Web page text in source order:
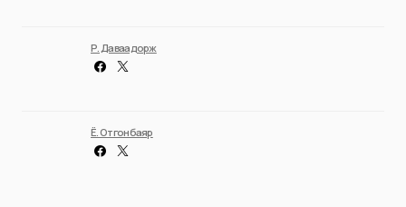
Р. Даваадорж
Ё. Отгонбаяр